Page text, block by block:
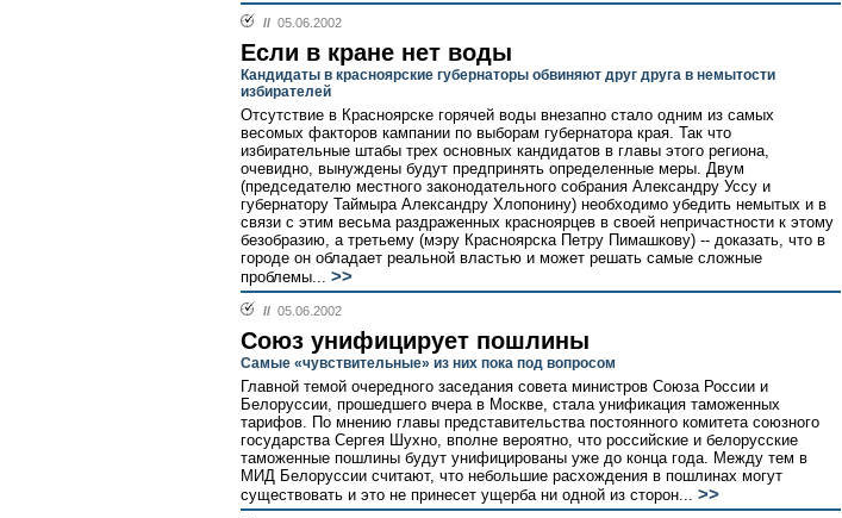
// 05.06.2002
Если в кране нет воды
Кандидаты в красноярские губернаторы обвиняют друг друга в немытости
избирателей
Отсутствие в Красноярске горячей воды внезапно стало одним из самых
весомых факторов кампании по выборам губернатора края. Так что
избирательные штабы трех основных кандидатов в главы этого региона,
очевидно, вынуждены будут предпринять определенные меры. Двум
(председателю местного законодательного собрания Александру Уссу и
губернатору Таймыра Александру Хлопонину) необходимо убедить немытых и в
связи с этим весьма раздраженных красноярцев в своей непричастности к этому
безобразию, а третьему (мэру Красноярска Петру Пимашкову) -- доказать, что в
городе он обладает реальной властью и может решать самые сложные
проблемы... >>
// 05.06.2002
Союз унифицирует пошлины
Самые «чувствительные» из них пока под вопросом
Главной темой очередного заседания совета министров Союза России и
Белоруссии, прошедшего вчера в Москве, стала унификация таможенных
тарифов. По мнению главы представительства постоянного комитета союзного
государства Сергея Шухно, вполне вероятно, что российские и белорусские
таможенные пошлины будут унифицированы уже до конца года. Между тем в
МИД Белоруссии считают, что небольшие расхождения в пошлинах могут
существовать и это не принесет ущерба ни одной из сторон... >>